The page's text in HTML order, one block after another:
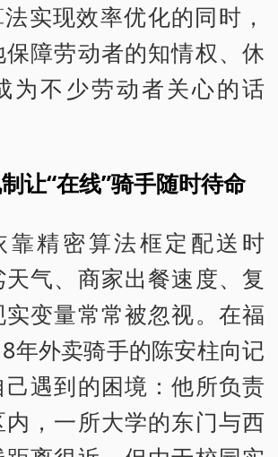
实现效率优化的同时，
障劳动者的知情权、休
为不少劳动者关心的话
让“在线”骑手随时待命
靠精密算法框定配送时
气、商家出餐速度、复
变量常常被忽视。在福
年外卖骑手的陈安柱向记
遇到的困境：他所负责
，一所大学的东门与西